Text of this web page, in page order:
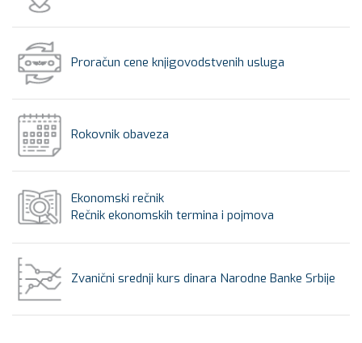
Proračun cene knjigovodstvenih usluga
Rokovnik obaveza
Ekonomski rečnik
Rečnik ekonomskih termina i pojmova
Zvanični srednji kurs dinara Narodne Banke Srbije